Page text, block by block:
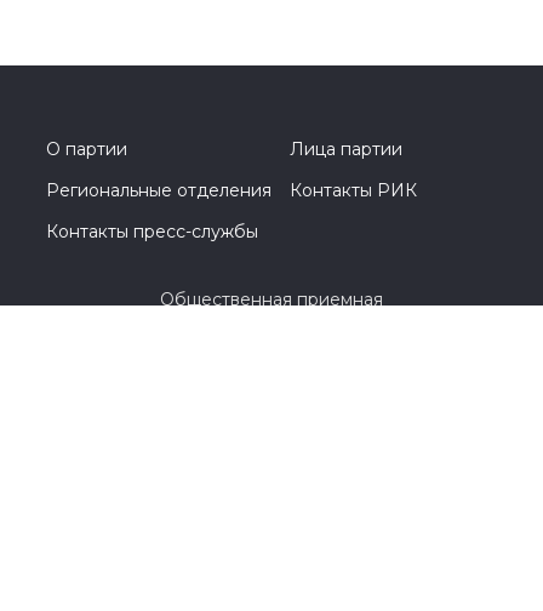
О партии
Лица партии
Региональные отделения
Контакты РИК
Контакты пресс-службы
Общественная приемная